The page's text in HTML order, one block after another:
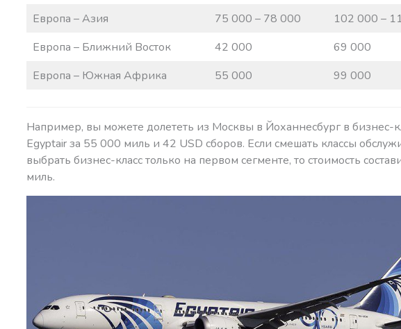
Европа – Азия
75 000 – 78 000
102 000 –
Европа – Ближний Восток
42 000
69 000
Европа – Южная Африка
55 000 99 000
Например, вы можете долететь из Москвы в Йоханнесбург в бизнес-
Egyptair за 55 000 миль и 42 USD сборов. Если смешать классы
выбрать бизнес-класс только на первом сегменте, то стоимость
миль.